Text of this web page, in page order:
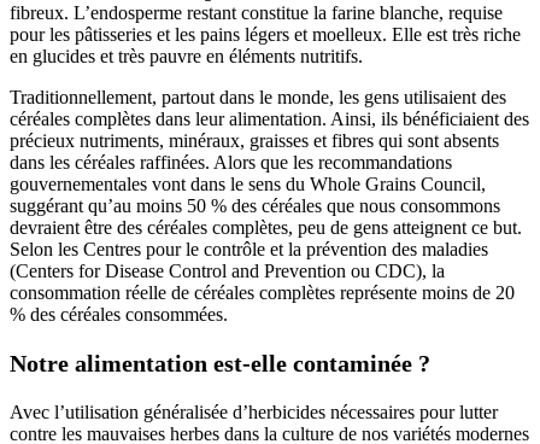
fibreux. L’endosperme restant constitue la farine blanche, requise
pour les pâtisseries et les pains légers et moelleux. Elle est très riche
en glucides et très pauvre en éléments nutritifs.
Traditionnellement, partout dans le monde, les gens utilisaient des
céréales complètes dans leur alimentation. Ainsi, ils bénéficiaient des
précieux nutriments, minéraux, graisses et fibres qui sont absents
dans les céréales raffinées. Alors que les recommandations
gouvernementales vont dans le sens du Whole Grains Council,
suggérant qu’au moins 50 % des céréales que nous consommons
devraient être des céréales complètes, peu de gens atteignent ce but.
Selon les Centres pour le contrôle et la prévention des maladies
(Centers for Disease Control and Prevention ou CDC), la
consommation réelle de céréales complètes représente moins de 20
% des céréales consommées.
Notre alimentation est-elle contaminée ?
Avec l’utilisation généralisée d’herbicides nécessaires pour lutter
contre les mauvaises herbes dans la culture de nos variétés modernes